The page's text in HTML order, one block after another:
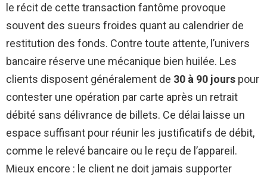
le récit de cette transaction fantôme provoque
souvent des sueurs froides quant au calendrier de
restitution des fonds. Contre toute attente, l’univers
bancaire réserve une mécanique bien huilée. Les
clients disposent généralement de 30 à 90 jours pour
contester une opération par carte après un retrait
débité sans délivrance de billets. Ce délai laisse un
espace suffisant pour réunir les justificatifs de débit,
comme le relevé bancaire ou le reçu de l’appareil.
Mieux encore : le client ne doit jamais supporter